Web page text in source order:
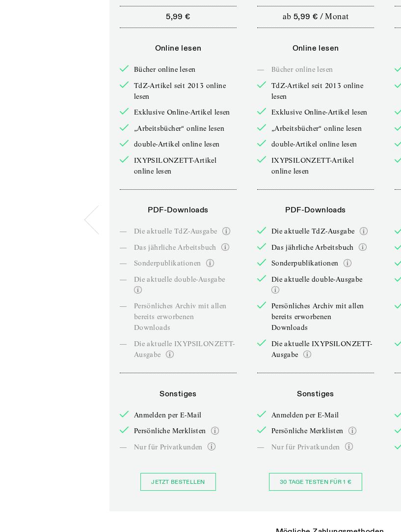
5,99 €
Online lesen
Bücher online lesen
TdZ-Artikel seit 2013 online
lesen
Exklusive Online-Artikel lesen
„Arbeitsbücher“ online lesen
double-Artikel online lesen
IXYPSILONZETT-Artikel
online lesen
PDF-Downloads
—
Die aktuelle TdZ-Ausgabe
—
Das jährliche Arbeitsbuch
—
Sonderpublikationen
—
Die aktuelle double-Ausgabe
—
Persönliches Archiv mit allen
bereits erworbenen
Downloads
—
Die aktuelle IXYPSILONZETT-
Ausgabe
Sonstiges
Anmelden per E-Mail
Persönliche Merklisten
—
Nur für Privatkunden
JETZT BESTELLEN
ab 5,99 € /Monat
Online lesen
—
Bücher online lesen
TdZ-Artikel seit 2013 online
lesen
Exklusive Online-Artikel lesen
„Arbeitsbücher“ online lesen
double-Artikel online lesen
IXYPSILONZETT-Artikel
online lesen
PDF-Downloads
Die aktuelle TdZ-Ausgabe
Das jährliche Arbeitsbuch
Sonderpublikationen
Die aktuelle double-Ausgabe
Persönliches Archiv mit allen
bereits erworbenen
Downloads
Die aktuelle IXYPSILONZETT-
Ausgabe
Sonstiges
Anmelden per E-Mail
Persönliche Merklisten
—
Nur für Privatkunden
30 TAGE TESTEN FÜR 1 €